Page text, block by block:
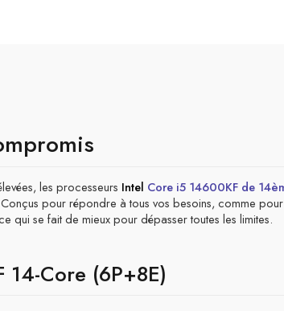
les processeurs Intel Core i5 14600KF de
pour répondre à tous vos besoins, comme
qui se fait de mieux pour dépasser toutes les limites.
Core (6P+8E)